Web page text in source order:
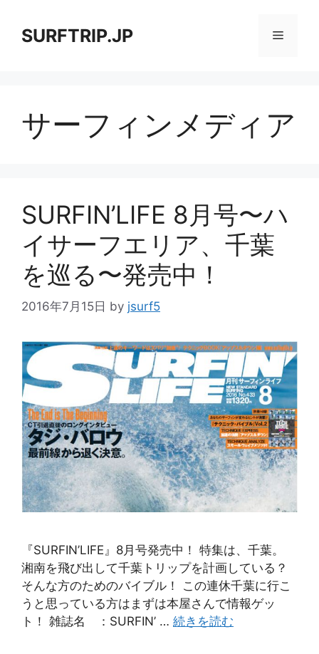
SURFTRIP.JP メ
ュ
サーフィンメディア
SURFIN’LIFE 8月号〜ハ
イサーフエリア、千葉
を巡る〜発売中！
2016年7月15日 by jsurf5
『SURFIN’LIFE』8月号発売中！ 特集は、千葉。
湘南を飛び出して千葉トリップを計画している？
そんな方のためのバイブル！ この連休千葉に行こ
うと思っている方はまずは本屋さんで情報ゲッ
ト！ 雑誌名 ：SURFIN’ … 続きを読む